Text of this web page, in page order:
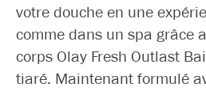
votre douche en une
comme dans un spa grâce
corps Olay Fresh Outlast
tiaré. Maintenant formulé